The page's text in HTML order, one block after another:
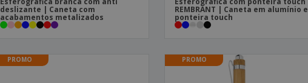
deslizante | Caneta com
acabamentos metalizados
REMBRANT | Caneta em alumínio e
ponteira touch
PROMO PROMO